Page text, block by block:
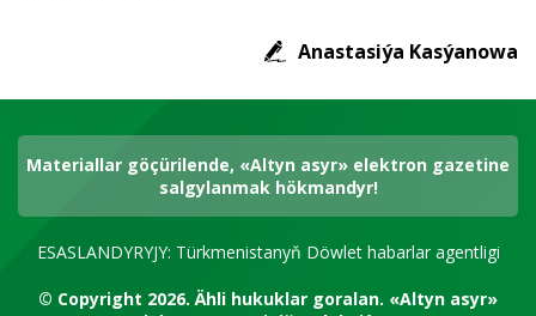
Anastasiýa Kasýanowa
Materiallar göçürilende, «Altyn asyr» elektron gazetine
salgylanmak hökmandyr!
ESASLANDYRYJY: Türkmenistanyň Döwlet habarlar agentligi
© Copyright 2026. Ähli hukuklar goralan. «Altyn asyr»